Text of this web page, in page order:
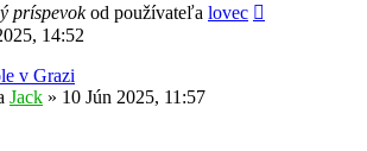
príspevokod používateľa lovec
14:52
v Grazi
Jack » 10 Jún 2025, 11:57